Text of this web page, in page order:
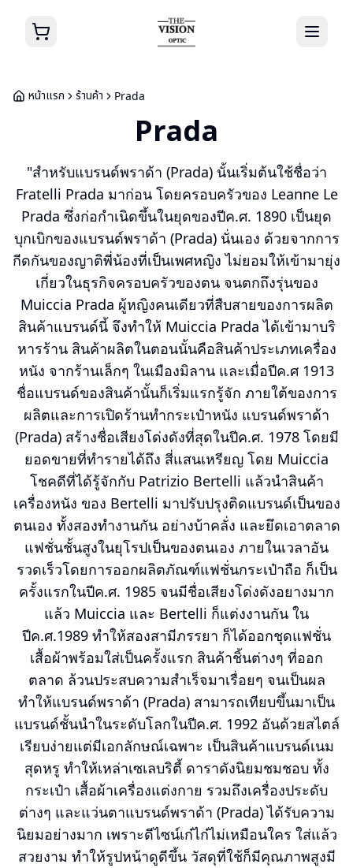
หน้าแรก ร้านค้า Prada
Prada
"สำหรับแบรนด์พราด้า (Prada) นั้นเริ่มต้นใช้ชื่อว่า
Fratelli Prada มาก่อน โดยครอบครัวของ Leanne Le
Prada ซึ่งก่อกำเนิดขึ้นในยุดของปีค.ศ. 1890 เป็นยุด
บุกเบิกของแบรนด์พราด้า (Prada) นั่นเอง ด้วยจากการ
กีดกันของญาติพี่น้องที่เป็นเพศหญิง ไม่ยอมให้เข้ามายุ่ง
เกี่ยวในธุรกิจครอบครัวของตน จนตกถึงรุ่นของ
Muiccia Prada ผู้หญิงคนเดียวที่สืบสายของการผลิต
สินค้าแบรนด์นี้ จึงทำให้ Muiccia Prada ได้เข้ามาบริ
หารร้าน สินค้าผลิตในตอนนั้นคือสินค้าประเภทเครื่อง
หนัง จากร้านเล็กๆ ในเมืองมิลาน และเมื่อปีค.ศ 1913
ชื่อแบรนด์ของสินค้านั้นก็เริ่มแรกรู้จัก ภายใต้ของการ
ผลิตและการเปิดร้านทำกระเป๋าหนัง แบรนด์พราด้า
(Prada) สร้างชื่อเสียงโด่งดังที่สุดในปีค.ศ. 1978 โดยมี
ยอดขายที่ทำรายได้ถึง สี่แสนเหรียญ โดย Muiccia
โชคดีที่ได้รู้จักกับ Patrizio Bertelli แล้วนำสินค้า
เครื่องหนัง ของ Bertelli มาปรับปรุงติดแบรนด์เป็นของ
ตนเอง ทั้งสองทำงานกัน อย่างบ้าคลั่ง และยึดเอาตลาด
แฟชั่นชั้นสูงในยุโรปเป็นของตนเอง ภายในเวลาอัน
รวดเร็วโดยการออกผลิตภัณฑ์แฟชั่นกระเป๋าถือ ก็เป็น
ครั้งแรกในปีค.ศ. 1985 จนมีชื่อเสียงโด่งดังอยางมาก
แล้ว Muiccia และ Bertelli ก็แต่งงานกัน ใน
ปีค.ศ.1989 ทำให้สองสามีภรรยา ก็ได้ออกชุดแฟชั่น
เสื้อผ้าพร้อมใส่เป็นครั้งแรก สินค้าชิ้นต่างๆ ที่ออก
ตลาด ล้วนประสบความสำเร็จมาเรื่อยๆ จนเป็นผล
ทำให้แบรนด์พราด้า (Prada) สามารถเทียบขึ้นมาเป็น
แบรนด์ชั้นนำในระดับโลกในปีค.ศ. 1992 อันด้วยสไตล์
เรียบง่ายแต่มีเอกลักษณ์เฉพาะ เป็นสินค้าแบรนด์เนม
สุดหรู ทำให้เหล่าเซเลบริตี้ ดาราดังนิยมชมชอบ ทั้ง
กระเป๋า เสื้อผ้าเครื่องแต่งกาย รวมถึงเครื่องประดับ
ต่างๆ และแว่นตาแบรนด์พราด้า (Prada) ได้รับความ
นิยมอย่างมาก เพราะดีไซน์เก๋ไก๋ไม่เหมือนใคร ใส่แล้ว
สวยงาม ทำให้รูปหน้าดูดีขึ้น วัสดุที่ใช้ก็มีคุณภาพสูงมี